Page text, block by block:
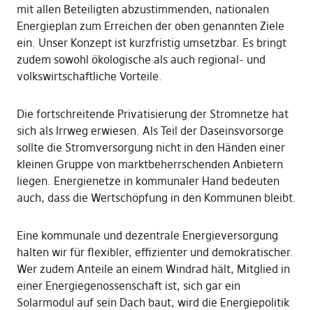
mit allen Beteiligten abzustimmenden, nationalen
Energieplan zum Erreichen der oben genannten Ziele
ein. Unser Konzept ist kurzfristig umsetzbar. Es bringt
zudem sowohl ökologische als auch regional- und
volkswirtschaftliche Vorteile.
Die fortschreitende Privatisierung der Stromnetze hat
sich als Irrweg erwiesen. Als Teil der Daseinsvorsorge
sollte die Stromversorgung nicht in den Händen einer
kleinen Gruppe von marktbeherrschenden Anbietern
liegen. Energienetze in kommunaler Hand bedeuten
auch, dass die Wertschöpfung in den Kommunen bleibt.
Eine kommunale und dezentrale Energieversorgung
halten wir für flexibler, effizienter und demokratischer.
Wer zudem Anteile an einem Windrad hält, Mitglied in
einer Energiegenossenschaft ist, sich gar ein
Solarmodul auf sein Dach baut, wird die Energiepolitik